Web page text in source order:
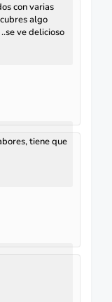
con varias
algo
ve delicioso
tiene que